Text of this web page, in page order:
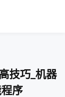
技巧_机器
序